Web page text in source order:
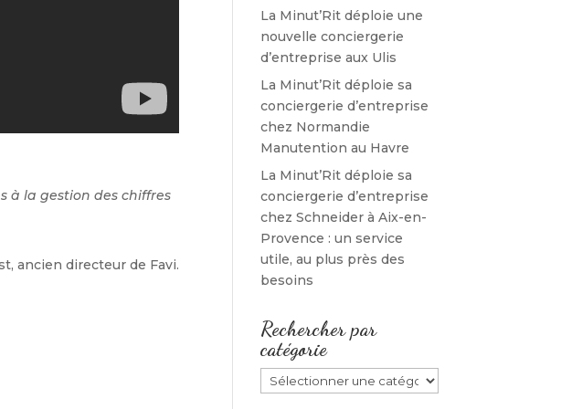
à la gestion des chiffres
ancien directeur de Favi.
La Minut’Rit déploie une
nouvelle conciergerie
d’entreprise aux Ulis
La Minut’Rit déploie sa
conciergerie d’entreprise
chez Normandie
Manutention au Havre
La Minut’Rit déploie sa
conciergerie d’entreprise
chez Schneider à Aix-en-
Provence : un service
utile, au plus près des
besoins
Rechercher par
catégorie
Rechercher
par